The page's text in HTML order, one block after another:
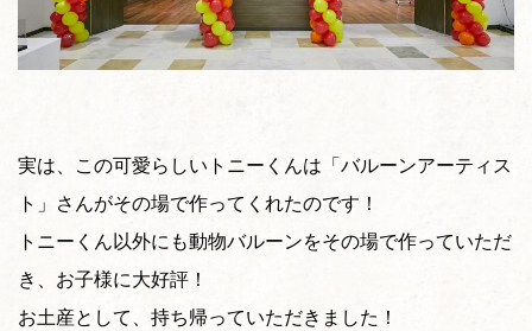
実は、この可愛らしいトニーくんは「バルーンアーティス
ト」さんがその場で作ってくれたのです！
トニーくん以外にも動物バルーンをその場で作っていただ
き、お子様に大好評！
お土産として、持ち帰っていただきました！